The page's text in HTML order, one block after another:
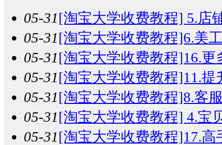
05-31[淘宝大学收费教程] 5.店
05-31[淘宝大学收费教程]6.美
05-31[淘宝大学收费教程]16.更
05-31[淘宝大学收费教程]11.提
05-31[淘宝大学收费教程]8.客
05-31[淘宝大学收费教程] 4.宝
05-31[淘宝大学收费教程]17.高